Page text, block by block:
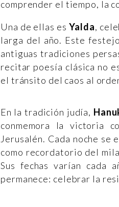
comprender el tiempo, la
Una de ellas es Yalda,
larga del año. Este
antiguas tradiciones
recitar poesía clásica no
el tránsito del caos al
En la tradición judía,
conmemora la victoria
Jerusalén. Cada noche se
como recordatorio del
Sus fechas varían cada
permanece: celebrar la